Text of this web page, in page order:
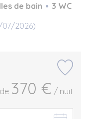
de bain
3 WC
07/2026)
370 € / nuit